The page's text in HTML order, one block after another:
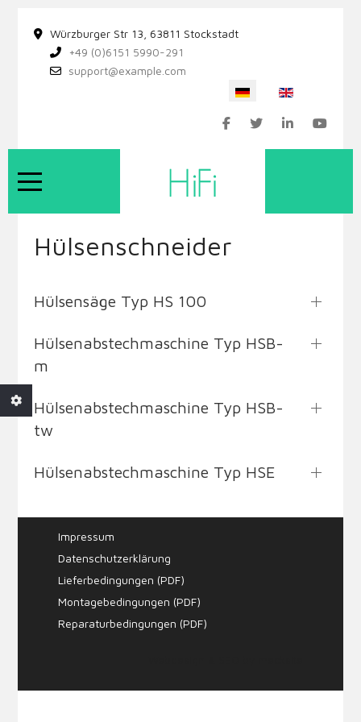
Würzburger Str 13, 63811 Stockstadt
+49 (0)6151 5990-291
support@example.com
Sprache auswählen
Mobile Menu Toggle
Hülsenschneider
Hülsensäge Typ HS 100
Hülsenabstechmaschine Typ HSB-
m
Hülsenabstechmaschine Typ HSB-
tw
Hülsenabstechmaschine Typ HSE
Impressum
Datenschutzerklärung
Lieferbedingungen (PDF)
Montagebedingungen (PDF)
Reparaturbedingungen (PDF)